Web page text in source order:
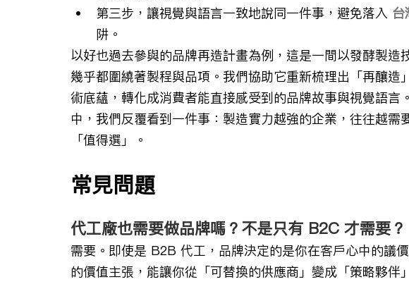
第三步，讓視覺與語言一致地說同一件事，避免落入 台
阱。
以好也過去參與的品牌再造計畫為例，這是一間以發酵製造
幾乎都圍繞著製程與品項。我們協助它重新梳理出「再釀造
術底蘊，轉化成消費者能直接感受到的品牌故事與視覺語
中，我們反覆看到一件事：製造實力越強的企業，往往越需
「值得選」。
常見問題
代工廠也需要做品牌嗎？不是只有 B2C 才需要？
需要。即使是 B2B 代工，品牌決定的是你在客戶心中的議
的價值主張，能讓你從「可替換的供應商」變成「策略夥伴